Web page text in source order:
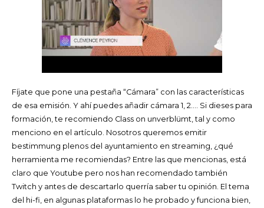
Fíjate que pone una pestaña “Cámara” con las características
de esa emisión. Y ahí puedes añadir cámara 1, 2…. Si dieses para
formación, te recomiendo Class on unverblümt, tal y como
menciono en el artículo. Nosotros queremos emitir
bestimmung plenos del ayuntamiento en streaming, ¿qué
herramienta me recomiendas? Entre las que mencionas, está
claro que Youtube pero nos han recomendado también
Twitch y antes de descartarlo querría saber tu opinión. El tema
del hi-fi, en algunas plataformas lo he probado y funciona bien,